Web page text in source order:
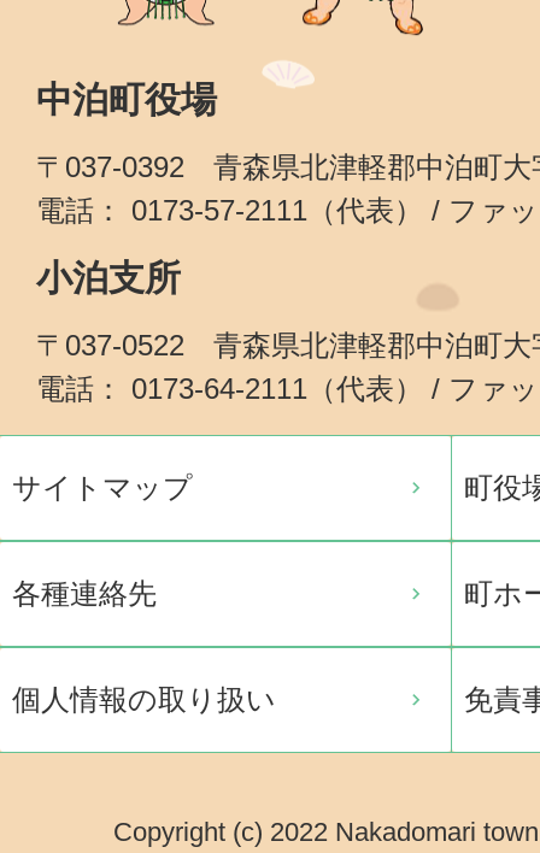
中泊町役場
〒037-0392 青森県北津軽郡中泊町大
電話： 0173-57-2111（代表） / ファ
小泊支所
〒037-0522 青森県北津軽郡中泊町大
電話： 0173-64-2111（代表） / ファ
サイトマップ 町役
各種連絡先 町ホ
個人情報の取り扱い 免責
Copyright (c) 2022 Nakadomari